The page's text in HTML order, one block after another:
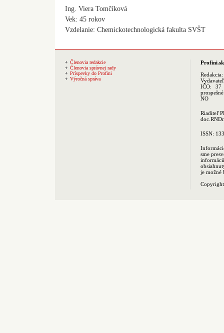
Ing. Viera Tomčíková
Vek: 45 rokov
Vzdelanie: Chemickotechnologická fakulta SVŠT
Členovia redakcie
Členovia správnej rady
Príspevky do Profini
Výročná správa
Profini.sk
Redakcia:
IČO: 37
NO
Riaditeľ
ISSN:
sme
je možné